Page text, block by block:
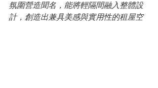
氛圍營造聞名，能將輕隔間融入整體設
計，創造出兼具美感與實用性的租屋空